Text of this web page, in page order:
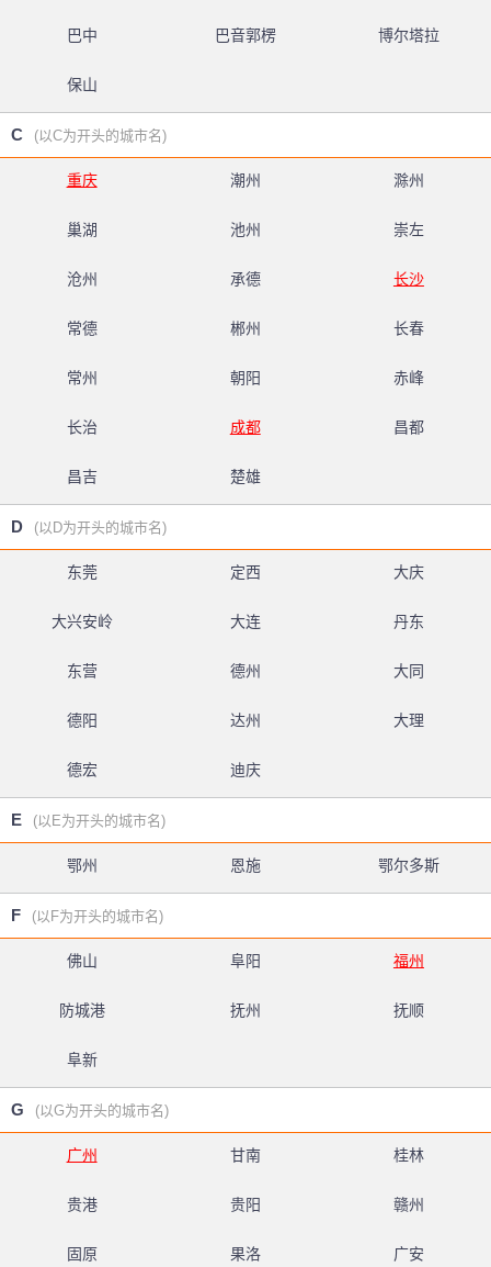
巴中 巴音郭楞 博尔塔拉
保山
C (以C为开头的城市名)
重庆 潮州 滁州
巢湖 池州 崇左
沧州 承德 长沙
常德 郴州 长春
常州 朝阳 赤峰
长治 成都 昌都
昌吉 楚雄
D (以D为开头的城市名)
东莞 定西 大庆
大兴安岭 大连 丹东
东营 德州 大同
德阳 达州 大理
德宏 迪庆
E (以E为开头的城市名)
鄂州 恩施 鄂尔多斯
F (以F为开头的城市名)
佛山 阜阳 福州
防城港 抚州 抚顺
阜新
G (以G为开头的城市名)
广州 甘南 桂林
贵港 贵阳 赣州
固原 果洛 广安